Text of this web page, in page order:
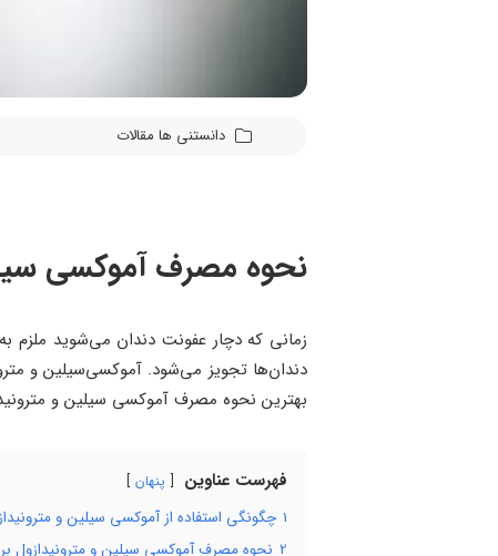
دانستنی ها مقالات
نحوه مصرف آموکسی
زمانی که دچار عفونت دندان می‌شوید ملزم
دندان‌ها تجویز می‌شود. آموکسی‌سیلین و
بهترین نحوه مصرف آموکسی سیلین و
فهرست عناوین پنهان
1 چگونگی استفاده از آموکسی سیلین و
2 نحوه مصرف آموکسی سیلین و مترونیدازول